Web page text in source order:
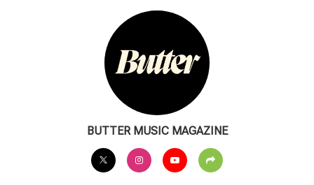
BUTTER MUSIC MAGAZINE